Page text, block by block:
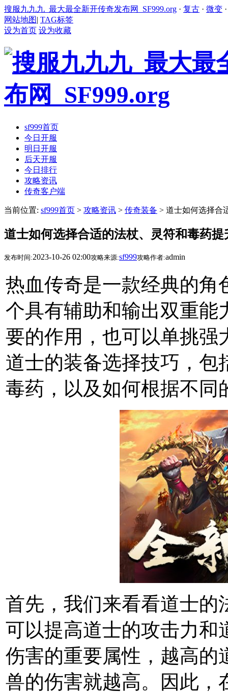
搜服九九九_最大最全新开传奇发布网_SF999.org · 复古 · 微变
网站地图| TAG标签
设为首页 设为收藏
sf999首页
今日开服
明日开服
后天开服
今日排行
攻略资讯
传奇客户端
当前位置: sf999首页 > 攻略资讯 > 传奇装备 > 道士如何选择合
道士如何选择合适的法杖、灵符和毒药提
发布时间:2023-10-26 02:00攻略来源:sf999攻略作者:admin
热血传奇是一款经典的角
个具有辅助和输出双重能
要的作用，也可以单挑强
道士的装备选择技巧，包
毒药，以及如何根据不同
首先，我们来看看道士的
可以提高道士的攻击力和
伤害的重要属性，越高的
兽的伤害就越高。因此，